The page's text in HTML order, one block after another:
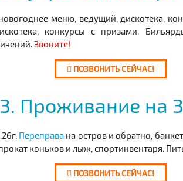
меню, ведущий, дискотека,
конкурсы с призами.
Звоните!
ПОЗВОНИТЬ СЕЙЧАС!
3. Проживание на
Переправа на остров и обратно,
коньков и лыж, спортинвентаря.
ПОЗВОНИТЬ СЕЙЧАС!